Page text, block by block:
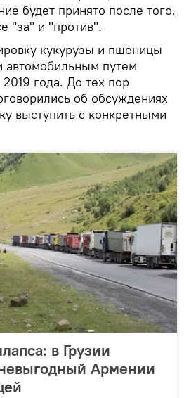
будет принято после того,
"за" и "против".
кукурузы и пшеницы
автомобильным путем
года. До тех пор
об обсуждениях
выступить с конкретными
в Грузии
Армении